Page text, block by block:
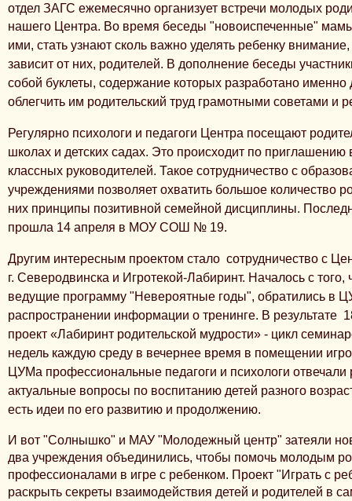
отдел ЗАГС ежемесячно организует встречи молодых
нашего Центра. Во время беседы "новоиспеченные"
ими, стать узнают сколь важно уделять ребенку внимание,
зависит от них, родителей. В дополнение беседы
собой буклеты, содержание которых разработано именно
облегчить им родительский труд грамотными советами и
Регулярно психологи и педагоги Центра посещают
школах и детских садах. Это происходит по приглашению
классных руководителей. Такое сотрудничество с
учреждениями позволяет охватить большое количество
них принципы позитивной семейной дисциплины.
прошла 14 апреля в МОУ СОШ № 19.
Другим интересным проектом стало сотрудничество с
г. Северодвинска и Игротекой-Лабиринт. Началось с того,
ведущие программу "Невероятные годы", обратились в
распространении информации о тренинге. В результате
проект «Лабиринт родительской мудрости» - цикл
недель каждую среду в вечернее время в помещении
ЦУМа профессиональные педагоги и психологи отвечали
актуальные вопросы по воспитанию детей разного
есть идеи по его развитию и продолжению.
И вот "Солнышко" и МАУ "Молодежный центр" затеяли
два учреждения объединились, чтобы помочь молодым
профессионалами в игре с ребенком. Проект "Играть с
раскрыть секреты взаимодействия детей и родителей в